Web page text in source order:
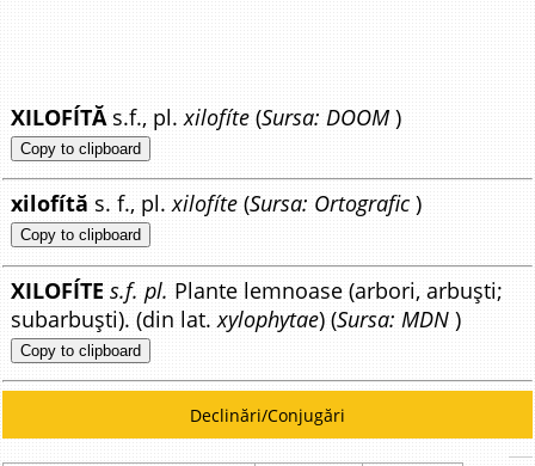
XILOFÍTĂs.f., pl.xilofíte (Sursa: DOOM )
Copy to clipboard
xilofítă s. f., pl.xilofíte (Sursa: Ortografic )
Copy to clipboard
XILOFÍTE s.f. pl. Plante lemnoase (arbori, arbuști;
subarbuști). (din lat.xylophytae) (Sursa: MDN )
Copy to clipboard
Declinări/Conjugări